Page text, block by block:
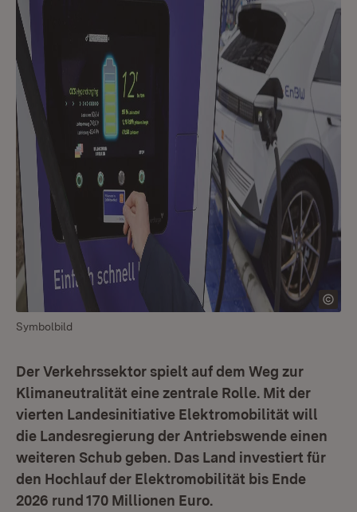
Symbolbild
Der Verkehrssektor spielt auf dem Weg zur
Klimaneutralität eine zentrale Rolle. Mit der
vierten Landesinitiative Elektromobilität will
die Landesregierung der Antriebswende einen
weiteren Schub geben. Das Land investiert für
den Hochlauf der Elektromobilität bis Ende
2026 rund 170 Millionen Euro.